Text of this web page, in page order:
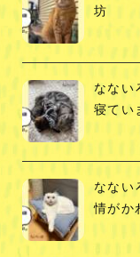
坊
なない
寝てい
なな
情がか